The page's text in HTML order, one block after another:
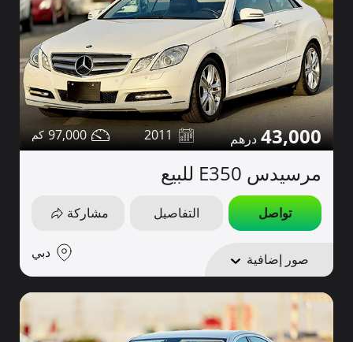
43,000
2011
97,000
مرسيدس E350 للبيع
تواصل التفاصيل مشاركة
صور إضافية دبي